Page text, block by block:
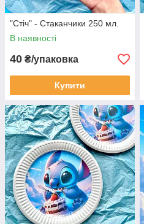
"Стіч" - Стаканчики 250 мл.
В наявності
40 ₴/упаковка
Купити